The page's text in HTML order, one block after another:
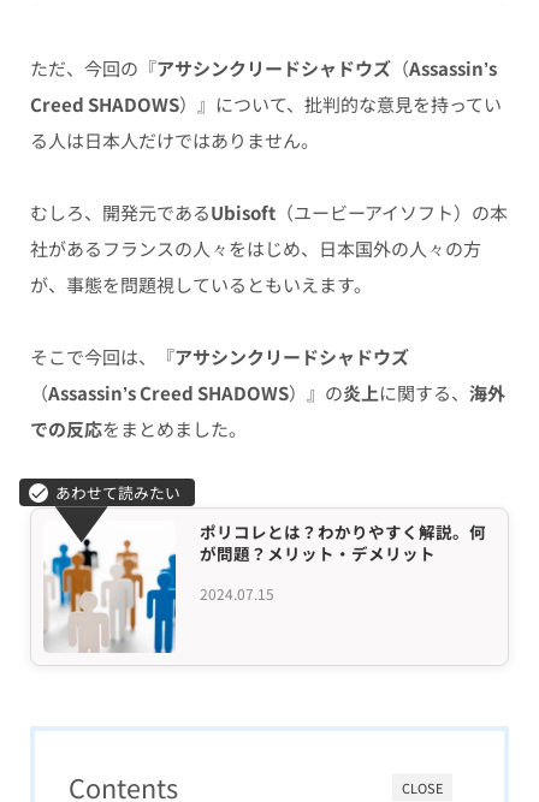
ただ、今回の 『アサシンクリードシャドウズ（Assassin’s
Creed SHADOWS）』について、批判的な意見を持ってい
る人は日本人だけではありません。
むしろ、開発元であるUbisoft（ユービーアイソフト）の本
社があるフランスの人々をはじめ、日本国外の人々の方
が、事態を問題視しているともいえます。
そこで今回は、 『アサシンクリードシャドウズ
（Assassin’s Creed SHADOWS）』の炎上に関する、 海外
での反応をまとめました。
2024.07.15
ポリコレとは？わかりやすく解説。何
が問題？メリット・デメリット
CLOSE
Contents